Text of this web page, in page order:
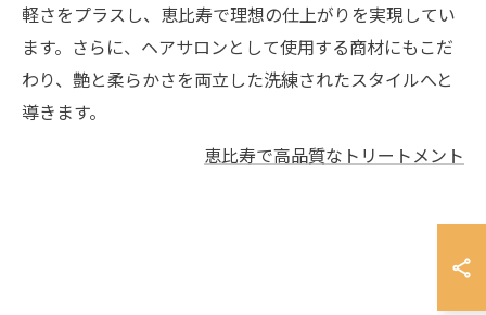
軽さをプラスし、恵比寿で理想の仕上がりを実現してい
ます。さらに、ヘアサロンとして使用する商材にもこだ
わり、艶と柔らかさを両立した洗練されたスタイルへと
導きます。
恵比寿で高品質なトリートメント